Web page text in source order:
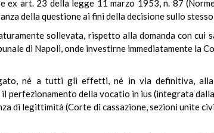
art. 23 della legge 11 marzo 1953, n. 87
della questione ai fini della decisione sullo
sollevata, rispetto alla domanda con cui
di Napoli, onde investirne immediatamente la
né a tutti gli effetti, né in via definitiva, alla
perfezionamento della vocatio in ius (integrata
di legittimità (Corte di cassazione, sezioni unite